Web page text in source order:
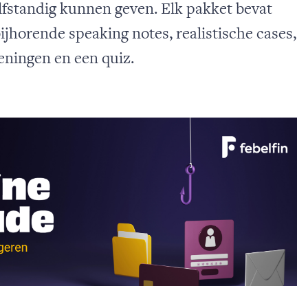
kunnen geven. Elk pakket bevat
speaking notes, realistische cases,
en een quiz.